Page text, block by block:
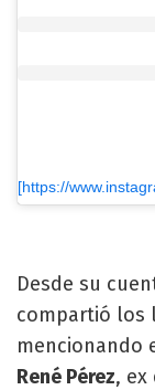
Desde su
compartió los
mencionando
René Pérez, ex